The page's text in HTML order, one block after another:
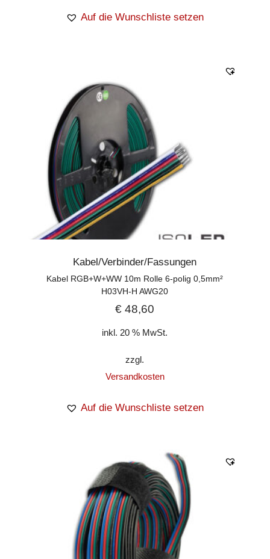
Auf die Wunschliste setzen
Kabel/Verbinder/Fassungen
Kabel RGB+W+WW 10m Rolle 6-polig 0,5mm²
H03VH-H AWG20
€ 48,60
inkl. 20 % MwSt.
zzgl.
Versandkosten
Auf die Wunschliste setzen